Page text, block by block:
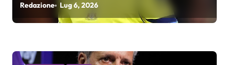
i
Redazione Lug 6, 2026